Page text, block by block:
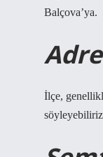
Balçova’ya.
İlçe,